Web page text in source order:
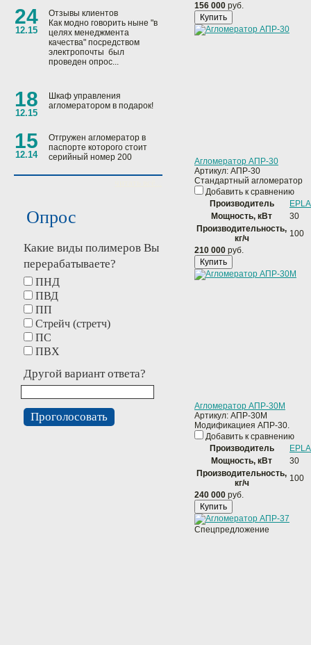
24
12.15
Отзывы клиентов
Как модно говорить ныне "в
целях менеджмента
качества" посредством
электропочты был
проведен опрос...
18
12.15
Шкаф управления
агломератором в подарок!
15
12.14
Отгружен агломератор в
паспорте которого стоит
серийный номер 200
Опрос
Какие виды полимеров Вы
перерабатываете?
ПНД
ПВД
ПП
Стрейч (стретч)
ПС
ПВХ
Другой вариант ответа?
156 000 руб.
Купить
Агломератор АПР-30
Артикул: АПР-30
Стандартный агломератор
Добавить к сравнению
Производитель
Мощность, кВт
30
Производительность,
кг/ч
100
210 000 руб.
Купить
Агломератор АПР-30М
Артикул: АПР-30М
Модификациея АПР-30.
Добавить к сравнению
Производитель
Мощность, кВт
30
Производительность,
кг/ч
100
240 000 руб.
Купить
Спецпредложение